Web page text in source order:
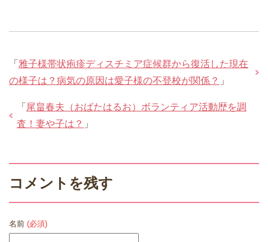
「 雅子様帯状疱疹ディスチミア症候群から復活した現在
の様子は？病気の原因は愛子様の不登校が関係？ 」
「 尾畠春夫（おばたはるお）ボランティア活動歴を調
査！妻や子は？ 」
コメントを残す
名前 (必須)